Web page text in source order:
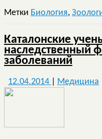
Метки Биология,
Каталонские
наследственный
заболеваний
12.04.2014 Медицина